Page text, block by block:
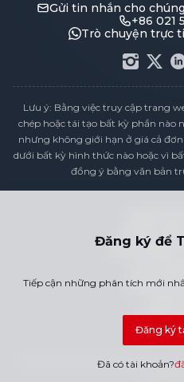
Đăng ký để
Tiếp cận những phân tích mới
Đăng ký
Đã có tài khoản?
Gửi tin nhắn cho
+86 021
Trò chuyện trực
Lưu ý: Bằng việc truy cập trang
chép hoặc tái tạo bất kỳ phần nào
nhưng không giới hạn ở giá cả
dưới bất kỳ hình thức nào hoặc vì
đồng ý bằng văn bản
Chính
Điều khoản
Liên Hệ
Sơ Đồ
Bản quyền © 2026 SMM